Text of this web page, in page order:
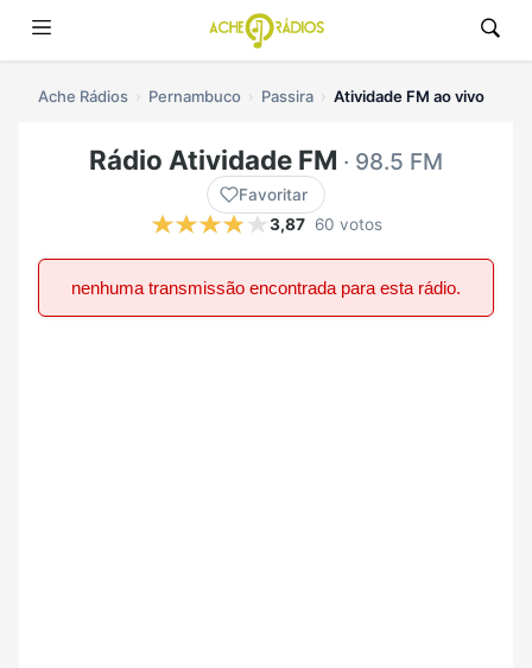
Ache Rádios Pernambuco Passira Atividade FM ao vivo
Rádio Atividade FM · 98.5 FM
Favoritar
3,87 60 votos
nenhuma transmissão encontrada para esta rádio.